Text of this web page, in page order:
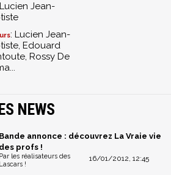
Jean-
: Lucien Jean-
Edouard
Rossy De
NEWS
Bande annonce : découvrez La Vraie vie
des profs !
16/01/2012, 12:45
Par les réalisateurs des
Lascars !